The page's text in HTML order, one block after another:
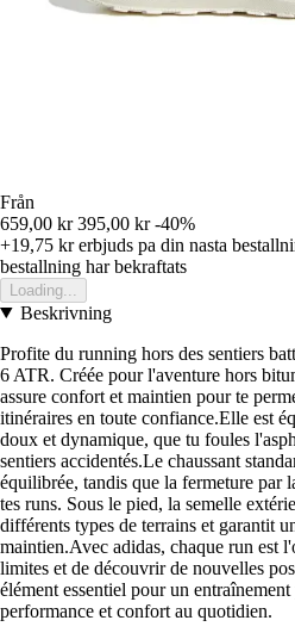
Från
659,00 kr 395,00 kr -40%
+19,75 krerbjuds pa din nasta
bestallning har bekraftats
Loading...
Beskrivning
Profite du running hors des sentiers
6 ATR. Créée pour l'aventure hors
assure confort et maintien pour te
itinéraires en toute confiance.Elle est
doux et dynamique, que tu foules
sentiers accidentés.Le chaussant
équilibrée, tandis que la fermeture par
tes runs. Sous le pied, la semelle
différents types de terrains et garantit
maintien.Avec adidas, chaque run est
limites et de découvrir de nouvelles
élément essentiel pour un
performance et confort au quotidien.